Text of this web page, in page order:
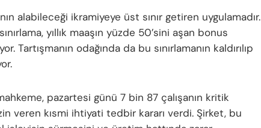
alabileceği ikramiyeye üst sınır getiren uygulamadır.
yıllık maaşın yüzde 50’sini aşan bonus
Tartışmanın odağında da bu sınırlamanın kaldırılıp
pazartesi günü 7 bin 87 çalışanın kritik
veren kısmi ihtiyati tedbir kararı verdi. Şirket, bu